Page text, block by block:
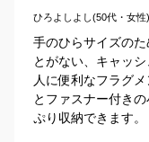
ひろよしよし(50代・女性)
手のひらサイズの
とがない、キャッ
人に便利なフラグ
とファスナー付き
ぷり収納できます。